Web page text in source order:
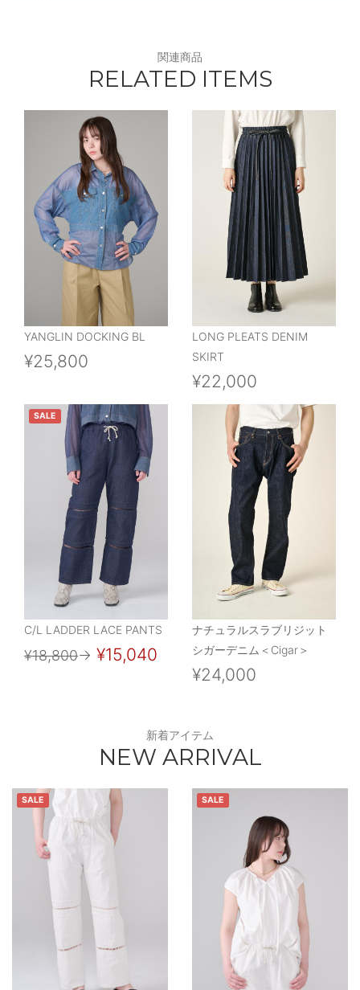
関連商品
RELATED ITEMS
YANGLIN DOCKING BL
¥25,800
LONG PLEATS DENIM
SKIRT
¥22,000
SALE
C/L LADDER LACE PANTS
¥18,800→ ¥15,040
ナチュラルスラブリジット
シガーデニム＜Cigar＞
¥24,000
新着アイテム
NEW ARRIVAL
SALE SALE